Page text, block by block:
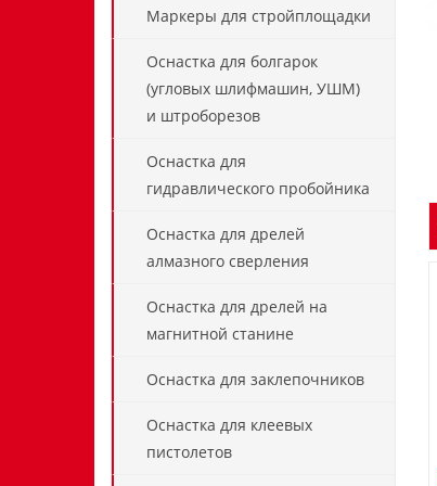
Маркеры для стройплощадки
Оснастка для болгарок
(угловых шлифмашин, УШМ)
и штроборезов
Оснастка для
гидравлического пробойника
Оснастка для дрелей
алмазного сверления
Оснастка для дрелей на
магнитной станине
Оснастка для заклепочников
Оснастка для клеевых
пистолетов